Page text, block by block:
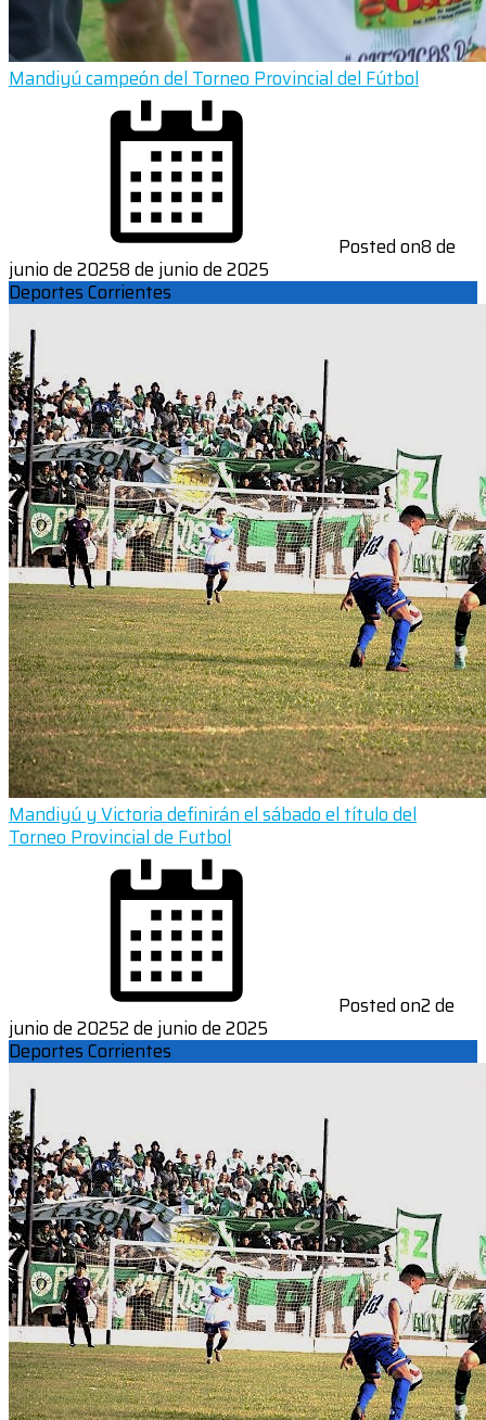
Mandiyú campeón del Torneo Provincial del Fútbol
Posted on8 de
junio de 20258 de junio de 2025
Deportes Corrientes
Mandiyú y Victoria definirán el sábado el título del
Torneo Provincial de Futbol
Posted on2 de
junio de 20252 de junio de 2025
Deportes Corrientes